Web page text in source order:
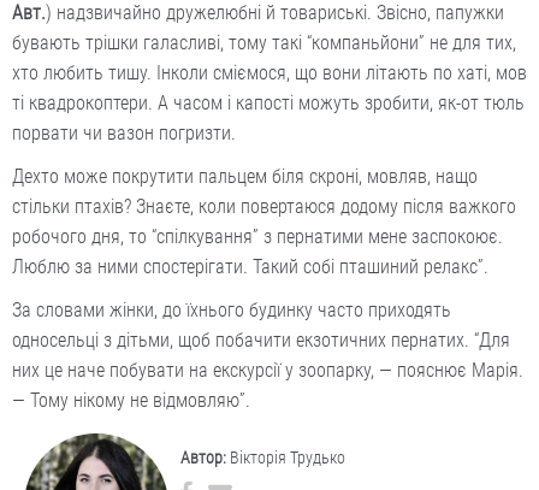
Авт.) надзвичайно дружелюбні й товариські. Звісно, папужки
бувають трішки галасливі, тому такі “компаньйони” не для тих,
хто любить тишу. Інколи сміємося, що вони літають по хаті, мов
ті квадрокоптери. А часом і капості можуть зробити, як-от тюль
порвати чи вазон погризти.
Дехто може покрутити пальцем біля скроні, мовляв, нащо
стільки птахів? Знаєте, коли повертаюся додому після важкого
робочого дня, то “спілкування” з пернатими мене заспокоює.
Люблю за ними спостерігати. Такий собі пташиний релакс”.
За словами жінки, до їхнього будинку часто приходять
односельці з дітьми, щоб побачити екзотичних пернатих. “Для
них це наче побувати на екскурсії у зоопарку, — пояснює Марія.
— Тому нікому не відмовляю”.
Автор: Вікторія Трудько